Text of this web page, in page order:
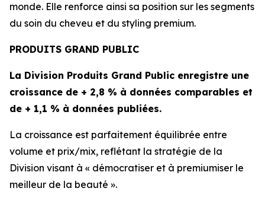
monde. Elle renforce ainsi sa position sur les segments
du soin du cheveu et du styling premium.
PRODUITS GRAND PUBLIC
La Division Produits Grand Public enregistre une
croissance de + 2,8 % à données comparables et
de + 1,1 % à données publiées.
La croissance est parfaitement équilibrée entre
volume et prix/mix, reflétant la stratégie de la
Division visant à « démocratiser et à premiumiser le
meilleur de la beauté ».